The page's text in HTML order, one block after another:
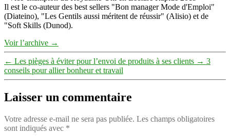
Il est le co-auteur des best sellers "Bon manager Mode d'Emploi"
(Diateino), "Les Gentils aussi méritent de réussir" (Alisio) et de
"Soft Skills (Dunod).
Voir l’archive →
← Les pièges à éviter pour l’envoi de produits à ses clients → 3
conseils pour allier bonheur et travail
Laisser un commentaire
Votre adresse e-mail ne sera pas publiée. Les champs obligatoires
sont indiqués avec *